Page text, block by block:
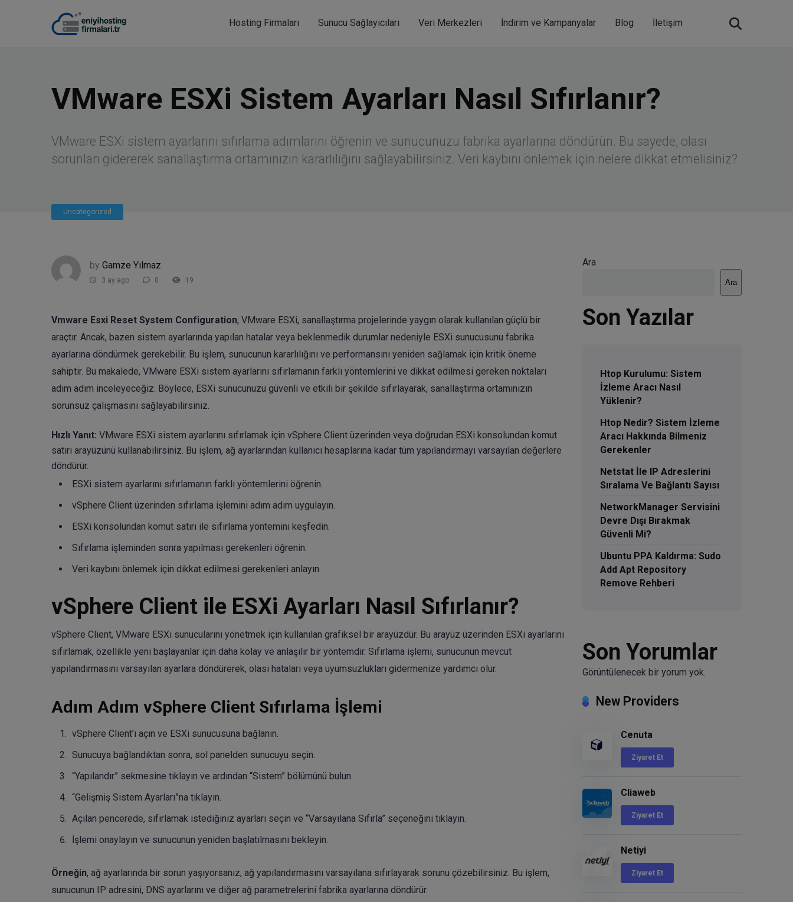
Hosting Firmaları Sunucu Sağlayıcıları Veri Merkezleri İndirim ve Kampanyalar Blog İletişim
VMware ESXi Sistem Ayarları Nasıl Sıfırlanır?
VMware ESXi sistem ayarlarını sıfırlama adımlarını öğrenin ve sunucunuzu fabrika ayarlarına döndürün. Bu sayede, olası
sorunları gidererek sanallaştırma ortamınızın kararlılığını sağlayabilirsiniz. Veri kaybını önlemek için nelere dikkat etmelisiniz?
Uncategorized
by Gamze Yılmaz
3 ay ago 0 19
Vmware Esxi Reset System Configuration, VMware ESXi, sanallaştırma projelerinde yaygın olarak kullanılan güçlü bir
araçtır. Ancak, bazen sistem ayarlarında yapılan hatalar veya beklenmedik durumlar nedeniyle ESXi sunucusunu fabrika
ayarlarına döndürmek gerekebilir. Bu işlem, sunucunun kararlılığını ve performansını yeniden sağlamak için kritik öneme
sahiptir. Bu makalede, VMware ESXi sistem ayarlarını sıfırlamanın farklı yöntemlerini ve dikkat edilmesi gereken noktaları
adım adım inceleyeceğiz. Böylece, ESXi sunucunuzu güvenli ve etkili bir şekilde sıfırlayarak, sanallaştırma ortamınızın
sorunsuz çalışmasını sağlayabilirsiniz.
Hızlı Yanıt: VMware ESXi sistem ayarlarını sıfırlamak için vSphere Client üzerinden veya doğrudan ESXi konsolundan komut
satırı arayüzünü kullanabilirsiniz. Bu işlem, ağ ayarlarından kullanıcı hesaplarına kadar tüm yapılandırmayı varsayılan değerlere
döndürür.
ESXi sistem ayarlarını sıfırlamanın farklı yöntemlerini öğrenin.
vSphere Client üzerinden sıfırlama işlemini adım adım uygulayın.
ESXi konsolundan komut satırı ile sıfırlama yöntemini keşfedin.
Sıfırlama işleminden sonra yapılması gerekenleri öğrenin.
Veri kaybını önlemek için dikkat edilmesi gerekenleri anlayın.
vSphere Client ile ESXi Ayarları Nasıl Sıfırlanır?
vSphere Client, VMware ESXi sunucularını yönetmek için kullanılan grafiksel bir arayüzdür. Bu arayüz üzerinden ESXi ayarlarını
sıfırlamak, özellikle yeni başlayanlar için daha kolay ve anlaşılır bir yöntemdir. Sıfırlama işlemi, sunucunun mevcut
yapılandırmasını varsayılan ayarlara döndürerek, olası hataları veya uyumsuzlukları gidermenize yardımcı olur.
Adım Adım vSphere Client Sıfırlama İşlemi
vSphere Client’ı açın ve ESXi sunucusuna bağlanın.
Sunucuya bağlandıktan sonra, sol panelden sunucuyu seçin.
“Yapılandır” sekmesine tıklayın ve ardından “Sistem” bölümünü bulun.
“Gelişmiş Sistem Ayarları”na tıklayın.
Açılan pencerede, sıfırlamak istediğiniz ayarları seçin ve “Varsayılana Sıfırla” seçeneğini tıklayın.
İşlemi onaylayın ve sunucunun yeniden başlatılmasını bekleyin.
Örneğin, ağ ayarlarında bir sorun yaşıyorsanız, ağ yapılandırmasını varsayılana sıfırlayarak sorunu çözebilirsiniz. Bu işlem,
sunucunun IP adresini, DNS ayarlarını ve diğer ağ parametrelerini fabrika ayarlarına döndürür.
Ara
Ara
Son Yazılar
Htop Kurulumu: Sistem
İzleme Aracı Nasıl
Yüklenir?
Htop Nedir? Sistem İzleme
Aracı Hakkında Bilmeniz
Gerekenler
Netstat İle IP Adreslerini
Sıralama Ve Bağlantı Sayısı
NetworkManager Servisini
Devre Dışı Bırakmak
Güvenli Mi?
Ubuntu PPA Kaldırma: Sudo
Add Apt Repository
Remove Rehberi
Son Yorumlar
Görüntülenecek bir yorum yok.
New Providers
Cenuta
Ziyaret Et
Cliaweb
Ziyaret Et
Netiyi
Ziyaret Et